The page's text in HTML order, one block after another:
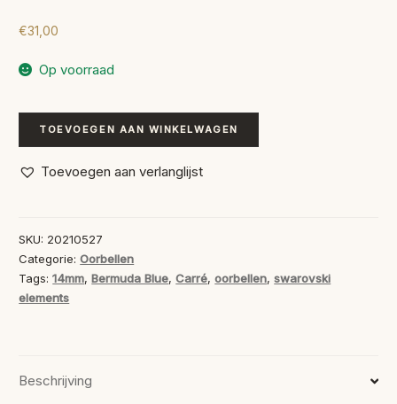
€31,00
Op voorraad
Oorbellen
Swarovski
Carré
14mm
aantal
TOEVOEGEN AAN WINKELWAGEN
Toevoegen aan verlanglijst
SKU: 20210527
Categorie:Oorbellen
Tags:14mm,Bermuda Blue,Carré,oorbellen,swarovski
elements
Beschrijving